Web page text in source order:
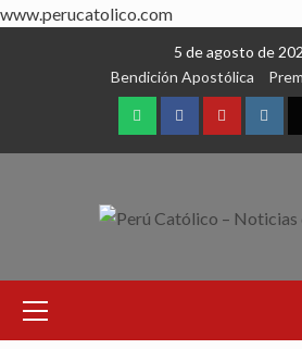
www.perucatolico.com
5 de agosto de
Bendición Apostólica
WhatsAppFacebookYoutube
Menu